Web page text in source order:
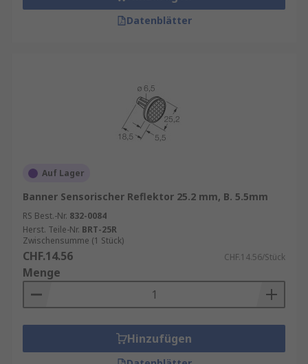
Datenblätter
Auf Lager
Banner Sensorischer Reflektor 25.2 mm, B. 5.5mm
RS Best.-Nr. 832-0084
Herst. Teile-Nr. BRT-25R
Zwischensumme (1 Stück)
CHF.14.56 CHF.14.56/Stück
Menge
Hinzufügen